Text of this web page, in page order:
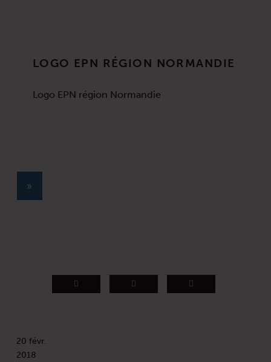
LOGO EPN RÉGION NORMANDIE
Logo EPN région Normandie
»
20 févr.
2018